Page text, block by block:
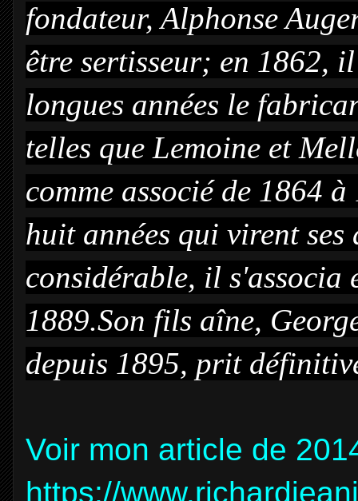
fondateur, Alphonse
être sertisseur; en 1862,
longues années le
telles que Lemoine et
comme associé de 1864
huit années qui virent
considérable, il s'associa
1889.Son fils aîne,
depuis 1895, prit
Voir mon article de
https://